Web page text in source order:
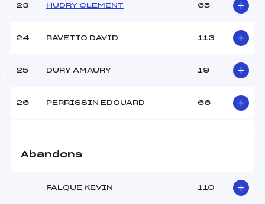
23 HUDRY CLEMENT 65
24 RAVETTO DAVID 113
25 DURY AMAURY 19
26 PERRISSIN EDOUARD 66
Abandons
FALQUE KEVIN 110